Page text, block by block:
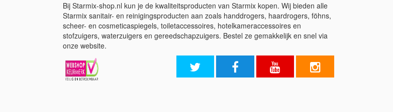
Bij Starmix-shop.nl kun je de kwaliteitsproducten van Starmix kopen. Wij bieden alle
Starmix sanitair- en reinigingsproducten aan zoals handdrogers, haardrogers, föhns,
scheer- en cosmeticaspiegels, toiletaccessoires, hotelkameraccessoires en
stofzuigers, waterzuigers en gereedschapzuigers. Bestel ze gemakkelijk en snel via
onze website.